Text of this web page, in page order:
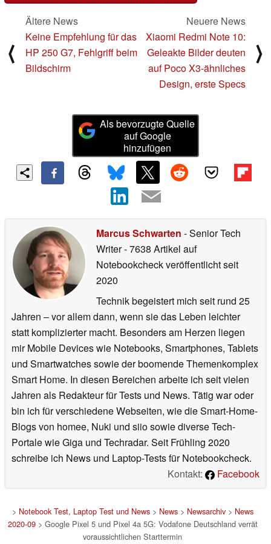
⟨
Ältere News
Keine Empfehlung für das
HP 250 G7, Fehlgriff beim
Bildschirm
Neuere News
Xiaomi Redmi Note 10:
Geleakte Bilder deuten
auf Poco X3-ähnliches
Design, erste Specs
⟩
Als bevorzugte Quelle
auf Google
hinzufügen
Marcus Schwarten - Senior Tech
Writer- 7638 Artikel auf
Notebookcheck veröffentlichtseit
2020
Technik begeistert mich seit rund 25
Jahren – vor allem dann, wenn sie das Leben leichter
statt komplizierter macht. Besonders am Herzen liegen
mir Mobile Devices wie Notebooks, Smartphones, Tablets
und Smartwatches sowie der boomende Themenkomplex
Smart Home. In diesen Bereichen arbeite ich seit vielen
Jahren als Redakteur für Tests und News. Tätig war oder
bin ich für verschiedene Webseiten, wie die Smart-Home-
Blogs von homee, Nuki und siio sowie diverse Tech-
Portale wie Giga und Techradar. Seit Frühling 2020
schreibe ich News und Laptop-Tests für Notebookcheck.
Kontakt:
Facebook
> Notebook Test, Laptop Test und News> News> Newsarchiv> News
2020-09> Google Pixel 5 und Pixel 4a 5G: Vodafone Deutschland verrät
voraussichtlichen Starttermin